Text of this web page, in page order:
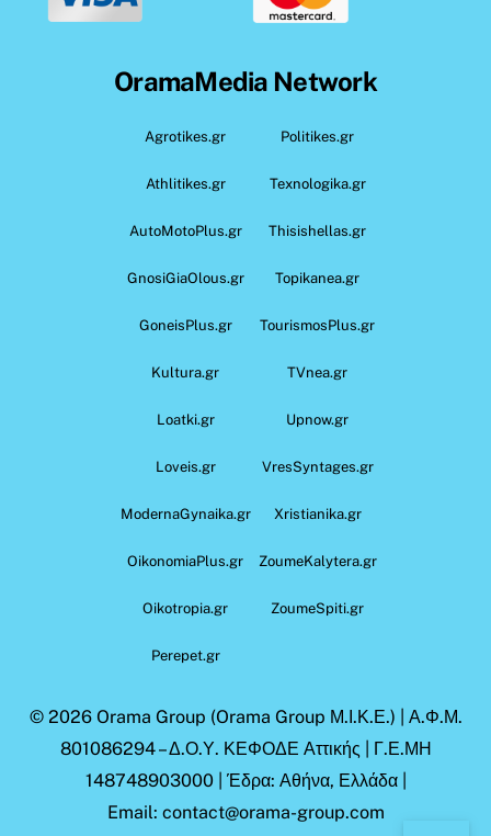
OramaMedia Network
Agrotikes.gr Politikes.gr
Athlitikes.gr Texnologika.gr
AutoMotoPlus.gr Thisishellas.gr
GnosiGiaOlous.gr Topikanea.gr
GoneisPlus.gr TourismosPlus.gr
Kultura.gr TVnea.gr
Loatki.gr Upnow.gr
Loveis.gr VresSyntages.gr
ModernaGynaika.gr Xristianika.gr
OikonomiaPlus.gr ZoumeKalytera.gr
Oikotropia.gr ZoumeSpiti.gr
Perepet.gr
© 2026 Orama Group (Orama Group Μ.Ι.Κ.Ε.) | Α.Φ.Μ.
801086294 – Δ.Ο.Υ. ΚΕΦΟΔΕ Αττικής | Γ.Ε.ΜΗ
148748903000 | Έδρα: Αθήνα, Ελλάδα |
Email: contact@orama-group.com